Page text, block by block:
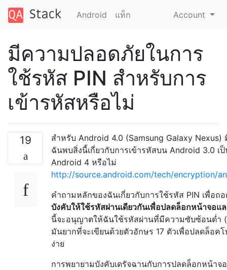
Android แท็ก Account
มีความปลอดภัยในการ
ใช้รหัส PIN สำหรับการ
เข้ารหัสหรือไม่
19
สำหรับ Android 4.0 (Samsung Galaxy
ฉันพบสิ่งนี้เกี่ยวกับการเข้ารหัสบน Android 3.0
Android 4 หรือไม่
http://source.android.com/tech/encryption/
คำถามหลักของฉันเกี่ยวกับการใช้รหัส PIN เพื่อ
บังคับให้ใช้รหัสผ่านเดียวกันเพื่อปลดล็อกหน้าจอ
นี้จะอนุญาตให้ฉันใช้รหัสผ่านที่มีความซับซ้อนต่ำ (
มันยากที่จะเขียนด้วยตัวอักษร 17 ตัวเพื่อปลดล็อ
ง่าย
การพยายามบังคับเดรัจฉานกับการปลดล็อกหน้า